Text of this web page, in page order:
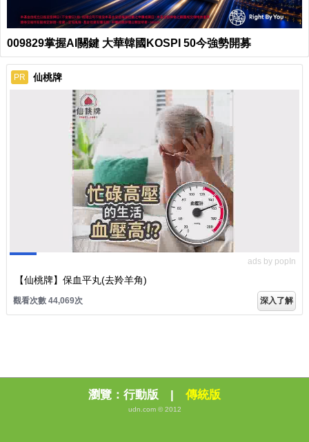
009829掌握AI關鍵 大華韓國KOSPI 50今強勢開募
PR 仙桃牌
ads by popIn
【仙桃牌】保血平丸(去羚羊角)
觀看次數 44,070次 深入了解
瀏覽： 行動版 | 傳統版
udn.com © 2012